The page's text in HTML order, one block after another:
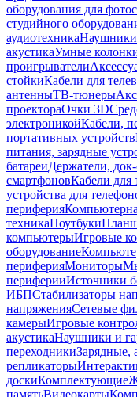
оборудования для
студийного
аудиотехника
акустикаУмные
проигрыватели
стойкиКабели для
антенныТВ-тюнеры
проектораОчки 3D
электроникойКабели,
портативных устройств
питания, зарядные
батареиДержатели,
смартфоновКабели для
устройства для
периферия
техникаНоутбуки
компьютерыИгровые
оборудование
периферияМониторы
периферииИсточники
ИБПСтабилизаторы
напряженияСетевые
камерыИгровые
акустикаНаушники и
переходникиЗарядные,
репликаторы
доскиКомплектующие
памятьВидеокарты